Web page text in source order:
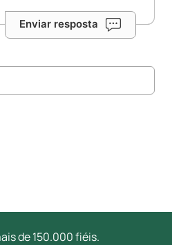
Enviar resposta
de 150.000 fiéis.